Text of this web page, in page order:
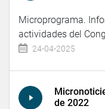
Microprograma.
actividades del
24-04-2025
de 2022